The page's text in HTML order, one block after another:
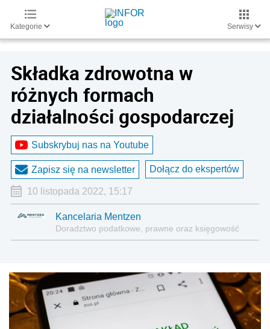
Kategorie Serwisy
Składka zdrowotna w
różnych formach
działalności gospodarczej
Subskrybuj nas na Youtube
Zapisz się na newsletter Dołącz do ekspertów
10 listopada 2022, 15:17
Kancelaria Mentzen
Doradztwo podatkowe, prawne oraz księgowość